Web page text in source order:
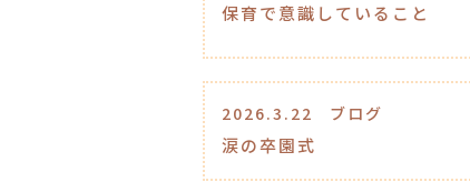
保育で意識していること
2026.3.22 ブログ
涙の卒園式